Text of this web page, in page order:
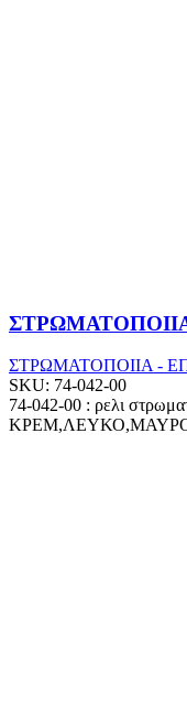
ΣΤΡΩΜΑΤΟΠΟΙΙΑ -
SKU: 74-042-00
74-042-00 : ρελι